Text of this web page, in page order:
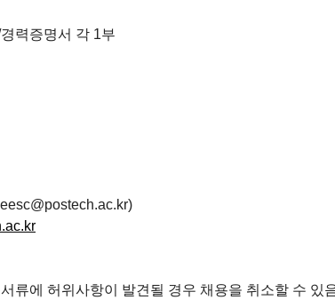
력증명서 각 1부
류에 허위사항이 발견될 경우 채용을 취소할 수 있